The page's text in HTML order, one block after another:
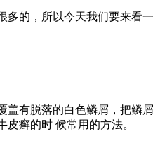
的，所以今天我们要来看
有脱落的白色鳞屑，把鳞
癣的时 候常用的方法。